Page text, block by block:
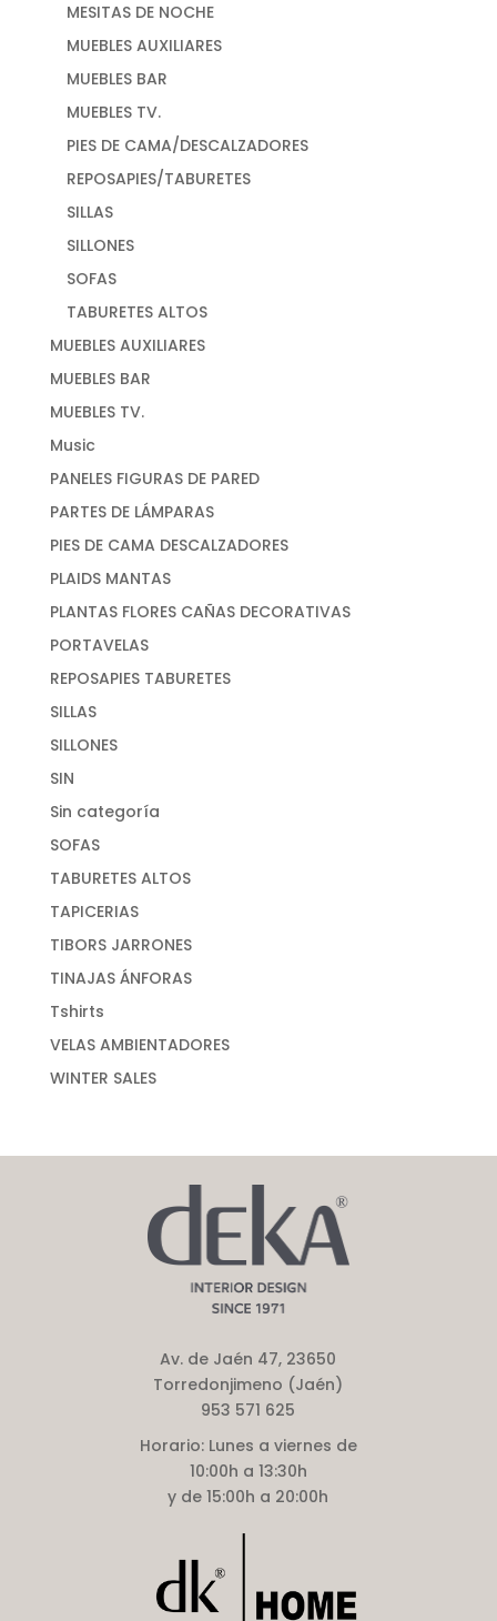
MESITAS DE NOCHE
MUEBLES AUXILIARES
MUEBLES BAR
MUEBLES TV.
PIES DE CAMA/DESCALZADORES
REPOSAPIES/TABURETES
SILLAS
SILLONES
SOFAS
TABURETES ALTOS
MUEBLES AUXILIARES
MUEBLES BAR
MUEBLES TV.
Music
PANELES FIGURAS DE PARED
PARTES DE LÁMPARAS
PIES DE CAMA DESCALZADORES
PLAIDS MANTAS
PLANTAS FLORES CAÑAS DECORATIVAS
PORTAVELAS
REPOSAPIES TABURETES
SILLAS
SILLONES
SIN
Sin categoría
SOFAS
TABURETES ALTOS
TAPICERIAS
TIBORS JARRONES
TINAJAS ÁNFORAS
Tshirts
VELAS AMBIENTADORES
WINTER SALES
Av. de Jaén 47, 23650
Torredonjimeno (Jaén)
953 571 625
Horario:Lunes a viernes de
10:00h a 13:30h
y de 15:00h a 20:00h